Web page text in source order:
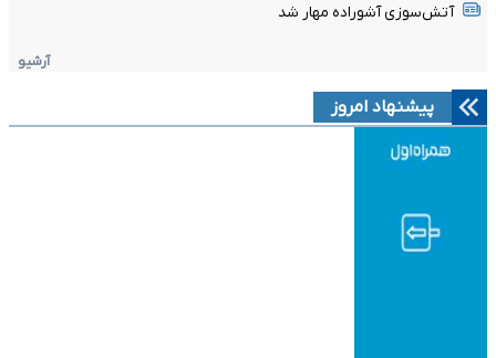
آتش‌سوزی آشوراده مهار شد
آرشیو
پیشنهاد امروز